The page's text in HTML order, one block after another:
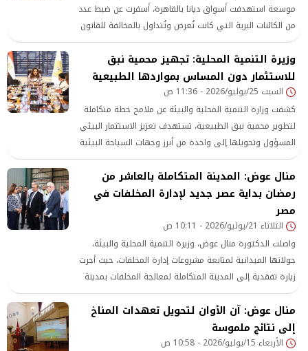
موسعة استهدفت أسواق ديانا بالقاهرة، أسفرت عن ضبط عدد
من الكائنات البرية التي كانت تُعرض وتُتداول بالمخالفة للقانون
وزيرة التنمية المحلية: تجهيز محمية نبق
للاستثمار دون المساس بمواردها الطبيعية
السبت 25/يوليو/2026 - 11:36 ص
كشفت وزارة التنمية المحلية والبيئة عن ملامح خطة متكاملة
لتطوير محمية نبق الطبيعية، تستهدف تعزيز الاستثمار البيئي
المسؤول وتحويلها إلى واحدة من أبرز وجهات السياحة البيئية
منال عوض: المدينة المتكاملة بالعاشر من
رمضان بداية عصر جديد لإدارة المخلفات في
مصر
الثلاثاء 21/يوليو/2026 - 10:11 ص
واصلت الدكتورة منال عوض، وزيرة التنمية المحلية والبيئة،
جولاتها الميدانية لمتابعة مشروعات إدارة المخلفات، حيث أجرت
زيارة تفقدية إلى المدينة المتكاملة لمعالجة المخلفات بمدينة
العاشر من رمضان
منال عوض: آن الأوان لتحويل تعهدات المناخ
إلى نتائج ملموسة
الأربعاء 15/يوليو/2026 - 10:58 ص